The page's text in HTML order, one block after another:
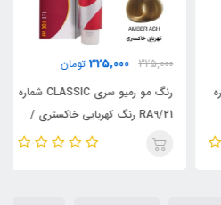
325,000
325,000 تومان
رنگ مو رمیو سری CLASSIC شماره
RA9/21 رنگ کهربایی خاکستری /
REMIO